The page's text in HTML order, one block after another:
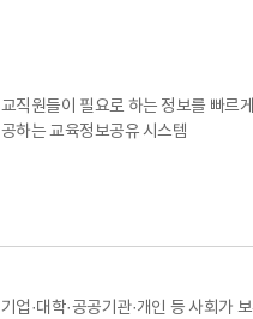
교직원들이 필요로 하는 정보를 빠르
공하는 교육정보공유 시스템
기업·대학·공공기관·개인 등 사회가